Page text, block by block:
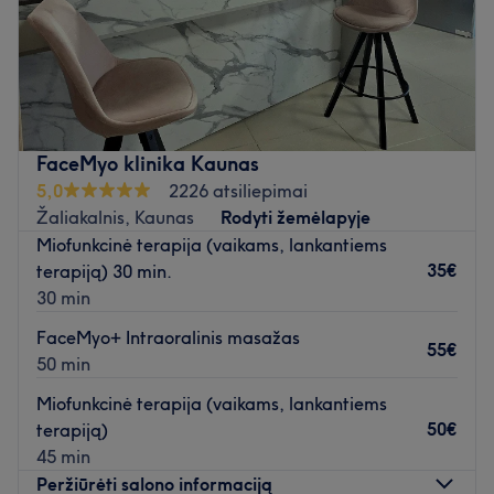
Grožio sfera, tai mano hobis, kuris ilgainiui virto darbu.
Sakoma, daryk tai ką mėgsti ir tau niekada nereikės
dirbti! Smagu daryti tai, kas tave veža.
Nesu savamokslė, mokintis ėjau pas tam tikrų sričių
profesionalus, tam, kad mano klientai būtų visada
patenkinti mano darbu. Kviečiu užsukti ne tik
pasigražinti, bet ir tapti mano nuolatiniu klientu.
Dirbu su profesionalia kosmetika.
Parašykite, suderinsime Jums patogų laiką.
FaceMyo klinika Kaunas
5,0
2226 atsiliepimai
Žaliakalnis, Kaunas
Rodyti žemėlapyje
Miofunkcinė terapija (vaikams, lankantiems
terapiją) 30 min.
30 min
35€
FaceMyo+ Intraoralinis masažas
50 min
55€
Miofunkcinė terapija (vaikams, lankantiems
terapiją)
45 min
50€
Peržiūrėti salono informaciją